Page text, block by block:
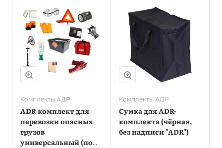
Комплекты АДР
ADR комплект для
перевозки опасных
грузов
универсальный (по
Комплекты АДР
Сумка для ADR-
комплекта (чёрная,
без надписи "ADR")